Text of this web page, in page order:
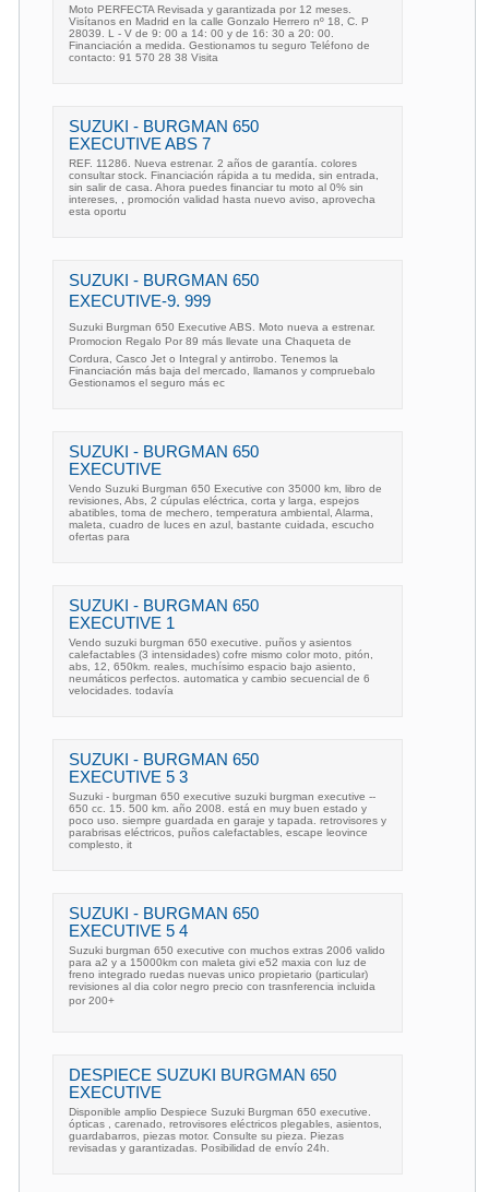
Moto PERFECTA Revisada y garantizada por 12 meses.
Visítanos en Madrid en la calle Gonzalo Herrero nº 18, C. P
28039. L - V de 9: 00 a 14: 00 y de 16: 30 a 20: 00.
Financiación a medida. Gestionamos tu seguro Teléfono de
contacto: 91 570 28 38 Visita
SUZUKI - BURGMAN 650
EXECUTIVE ABS 7
REF. 11286. Nueva estrenar. 2 años de garantía. colores
consultar stock. Financiación rápida a tu medida, sin entrada,
sin salir de casa. Ahora puedes financiar tu moto al 0% sin
intereses, , promoción validad hasta nuevo aviso, aprovecha
esta oportu
SUZUKI - BURGMAN 650
EXECUTIVE-9. 999
Suzuki Burgman 650 Executive ABS. Moto nueva a estrenar.
Promocion Regalo Por 89 más llevate una Chaqueta de
Cordura, Casco Jet o Integral y antirrobo. Tenemos la
Financiación más baja del mercado, llamanos y compruebalo
Gestionamos el seguro más ec
SUZUKI - BURGMAN 650
EXECUTIVE
Vendo Suzuki Burgman 650 Executive con 35000 km, libro de
revisiones, Abs, 2 cúpulas eléctrica, corta y larga, espejos
abatibles, toma de mechero, temperatura ambiental, Alarma,
maleta, cuadro de luces en azul, bastante cuidada, escucho
ofertas para
SUZUKI - BURGMAN 650
EXECUTIVE 1
Vendo suzuki burgman 650 executive. puños y asientos
calefactables (3 intensidades) cofre mismo color moto, pitón,
abs, 12, 650km. reales, muchísimo espacio bajo asiento,
neumáticos perfectos. automatica y cambio secuencial de 6
velocidades. todavía
SUZUKI - BURGMAN 650
EXECUTIVE 5 3
Suzuki - burgman 650 executive suzuki burgman executive --
650 cc. 15. 500 km. año 2008. está en muy buen estado y
poco uso. siempre guardada en garaje y tapada. retrovisores y
parabrisas eléctricos, puños calefactables, escape leovince
complesto, it
SUZUKI - BURGMAN 650
EXECUTIVE 5 4
Suzuki burgman 650 executive con muchos extras 2006 valido
para a2 y a 15000km con maleta givi e52 maxia con luz de
freno integrado ruedas nuevas unico propietario (particular)
revisiones al dia color negro precio con trasnferencia incluida
por 200+
DESPIECE SUZUKI BURGMAN 650
EXECUTIVE
Disponible amplio Despiece Suzuki Burgman 650 executive.
ópticas , carenado, retrovisores eléctricos plegables, asientos,
guardabarros, piezas motor. Consulte su pieza. Piezas
revisadas y garantizadas. Posibilidad de envío 24h.